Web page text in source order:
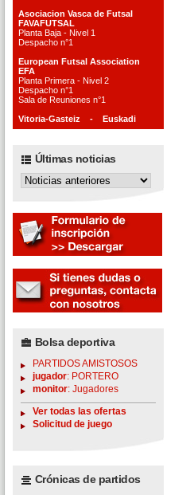
Asociacion Vasca de Futsal
FAVAFUTSAL
Planta Baja - Nivel 1
Despacho n°1
European Futsal Association
EFA
Planta Primera - Nivel 2
Despacho n°1
Sala de Reuniones n°1
Vitoria-Gasteiz - Euskadi
Últimas noticias
Bolsa deportiva
PARTIDOS AMISTOSOS
jugador: PORTERO
monitor: Jugadores
Ver todas las ofertas
Solicitud de juego
Crónicas de partidos